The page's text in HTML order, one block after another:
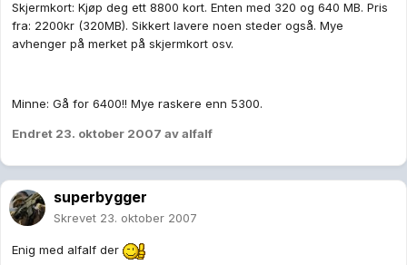
Skjermkort: Kjøp deg ett 8800 kort. Enten med 320 og 640 MB. Pris
fra: 2200kr (320MB). Sikkert lavere noen steder også. Mye
avhenger på merket på skjermkort osv.
Minne: Gå for 6400!! Mye raskere enn 5300.
Endret 23. oktober 2007 av alfalf
superbygger
Skrevet 23. oktober 2007
Enig med alfalf der